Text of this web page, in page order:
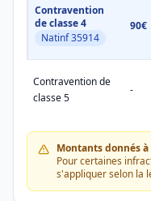
Contravention
de classe 4
Natinf 35914
90€
Contravention de
classe 5
-
Montants donnés
Pour certaines
s'appliquer selon la